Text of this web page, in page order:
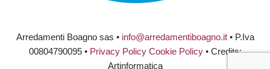
Arredamenti Boagno sas • info@arredamentiboagno.it• P.Iva
00804790095 • Privacy Policy Cookie Policy• Credits:
Artinformatica